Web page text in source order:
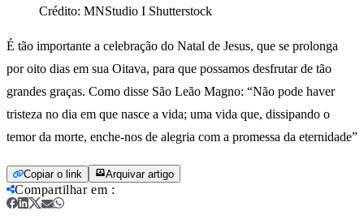
Crédito: MNStudio I Shutterstock
É tão importante a celebração do Natal de Jesus, que se prolonga
por oito dias em sua Oitava, para que possamos desfrutar de tão
grandes graças. Como disse São Leão Magno: “Não pode haver
tristeza no dia em que nasce a vida; uma vida que, dissipando o
temor da morte, enche-nos de alegria com a promessa da eternidade”
Copiar o link Arquivar artigo
Compartilhar em :